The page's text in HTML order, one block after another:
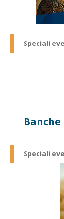
Speciali
Speciali